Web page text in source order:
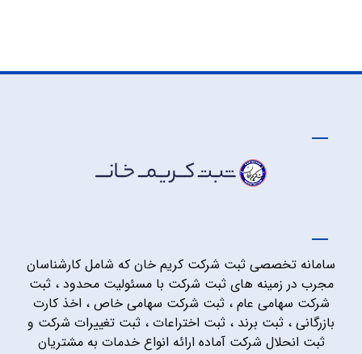
سامانه تخصصی ثبت شرکت کریم خان که شامل کارشناسان
مجرب در زمینه های ثبت شرکت با مسئولیت محدود ، ثبت
شرکت سهامی عام ، ثبت شرکت سهامی خاص ، اخذ کارت
بازرگانی ، ثبت برند ، ثبت اختراعات ، ثبت تغییرات شرکت و
ثبت انحلال شرکت آماده ارائه انواع خدمات به مشتریان